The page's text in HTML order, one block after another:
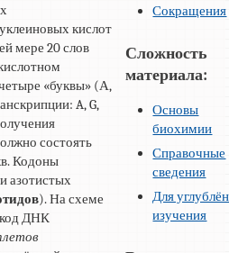
кислот
мере 20 слов
«буквы» (А,
A, G,
состоять
Кодоны
азотистых
). На схеме
код ДНК
Сокращения
Сложность
материала:
Основы
биохимии
Справочные
сведения
Для
изучения